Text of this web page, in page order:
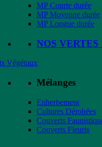
MP Courte durée
MP Moyenne durée
MP Longue durée
NOS VERTES
Végétaux
Mélanges
Enherbement
Cultures Dérobées
Couverts
Couverts Fleuris